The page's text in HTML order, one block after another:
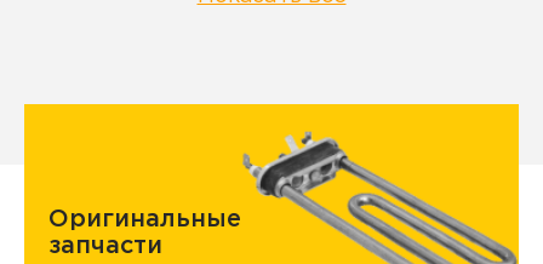
Оригинальные
запчасти